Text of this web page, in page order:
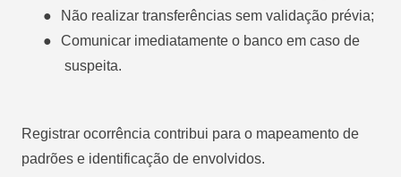
●
Não realizar transferências sem validação prévia;
●
Comunicar imediatamente o banco em caso de
suspeita.
Registrar ocorrência contribui para o mapeamento de
padrões e identificação de envolvidos.